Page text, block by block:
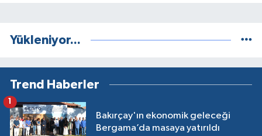
Yükleniyor...
Trend Haberler
Bakırçay'ın ekonomik geleceği
Bergama’da masaya yatırıldı
1